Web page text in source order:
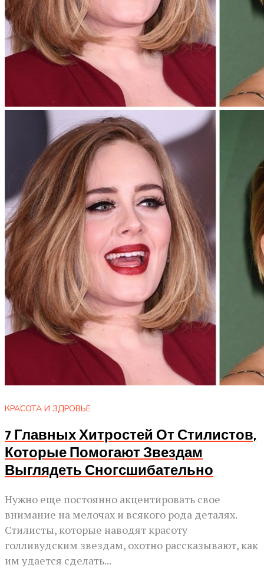
КРАСОТА И ЗДРОВЬЕ
7 Главных Хитростей От Стилистов,
Которые Помогают Звездам
Выглядеть Сногсшибательно
Нужно еще постоянно акцентировать свое
внимание на мелочах и всякого рода деталях.
Стилисты, которые наводят красоту
голливудским звездам, охотно рассказывают, как
им удается сделать...